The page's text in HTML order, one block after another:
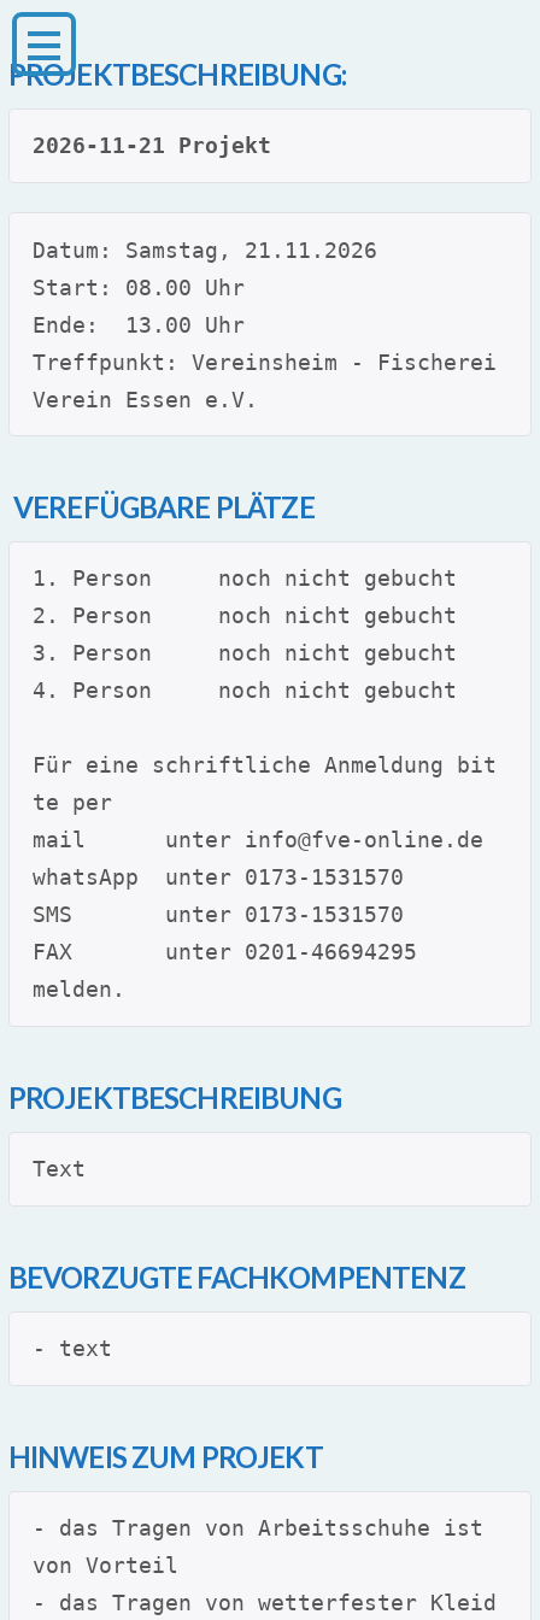
PROJEKTBESCHREIBUNG:
2026-11-21 Projekt
Datum: Samstag, 21.11.2026
Start: 08.00 Uhr
Ende:  13.00 Uhr
Treffpunkt: Vereinsheim - Fischerei
Verein Essen e.V.
VEREFÜGBARE PLÄTZE
1. Person     noch nicht gebucht
2. Person     noch nicht gebucht
3. Person     noch nicht gebucht
4. Person     noch nicht gebucht
Für eine schriftliche Anmeldung bit
te per
mail      unter info@fve-online.de
whatsApp  unter 0173-1531570
SMS       unter 0173-1531570
FAX       unter 0201-46694295
melden.
PROJEKTBESCHREIBUNG
Text
BEVORZUGTE FACHKOMPENTENZ
- text
HINWEIS ZUM PROJEKT
- das Tragen von Arbeitsschuhe ist
von Vorteil
- das Tragen von wetterfester Kleid